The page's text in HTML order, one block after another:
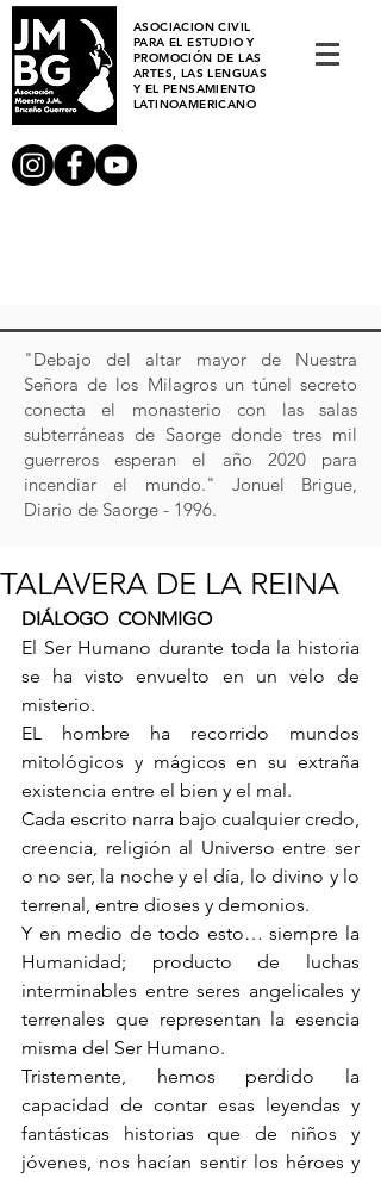
ASOCIACION CIVIL
PARA EL ESTUDIO Y
PROMOCIÓN DE LAS
ARTES, LAS LENGUAS
Y EL PENSAMIENTO
LATINOAMERICANO
"Debajo del altar mayor de Nuestra
Señora de los Milagros un túnel secreto
conecta el monasterio con las salas
subterráneas de Saorge donde tres mil
guerreros esperan el año 2020 para
incendiar el mundo." Jonuel Brigue,
Diario de Saorge - 1996.
TALAVERA DE LA REINA
DIÁLOGO  CONMIGO
El Ser Humano durante toda la historia
se ha visto envuelto en un velo de
misterio.
EL hombre ha recorrido mundos
mitológicos y mágicos en su extraña
existencia entre el bien y el mal.
Cada escrito narra bajo cualquier credo,
creencia, religión al Universo entre ser
o no ser, la noche y el día, lo divino y lo
terrenal, entre dioses y demonios.
Y en medio de todo esto… siempre la
Humanidad; producto de luchas
interminables entre seres angelicales y
terrenales que representan la esencia
misma del Ser Humano.
Tristemente, hemos perdido la
capacidad de contar esas leyendas y
fantásticas historias que de niños y
jóvenes, nos hacían sentir los héroes y